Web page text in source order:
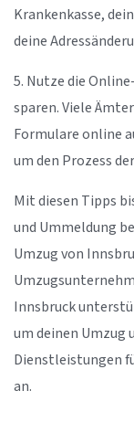
Krankenkasse,
deine
5. Nutze die
sparen. Viele
Formulare online
um den Prozess
Mit diesen Tipps
und Ummeldung
Umzug von
Innsbruck
um deinen Umzug
Dienstleistungen
an.